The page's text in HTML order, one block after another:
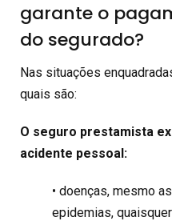
garante o
do segurado?
Nas situações
quais são:
O seguro prestamista
acidente pessoal:
• doenças, mesmo
epidemias,